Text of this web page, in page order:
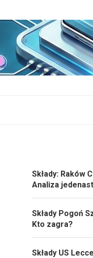
Składy: Raków
Analiza
Składy Pogoń
Kto zagra?
Składy US